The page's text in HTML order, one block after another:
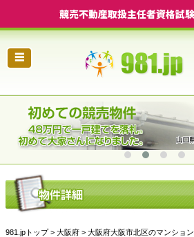
競売不動産取扱主任者資格試
☰
981.jpトップ> 大阪府 > 大阪府大阪市北区のマンショ